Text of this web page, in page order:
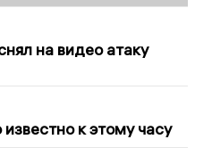
на видео атаку
к этому часу